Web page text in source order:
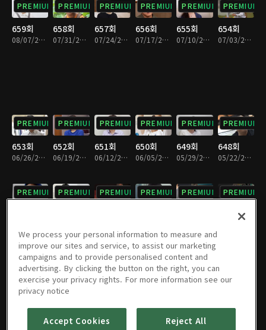
PREMIUM
659회
08/07/2026 • 1시간 30분
PREMIUM
658회
07/31/2026 • 1시간 28분
PREMIUM
657회
07/24/2026 • 1시간 28분
PREMIUM
656회
07/17/2026 • 1시간 28분
PREMIUM
655회
07/10/2026 • 1시간 29분
PREMIUM
654회
07/03/2026 • 1시간 29분
PREMIUM
653회
06/26/2026 • 1시간 29분
PREMIUM
652회
06/19/2026 • 1시간 26분
PREMIUM
651회
06/12/2026 • 1시간 30분
PREMIUM
650회
06/05/2026 • 1시간 27분
PREMIUM
649회
05/29/2026 • 1시간 29분
PREMIUM
648회
05/22/2026 • 1시간 28분
PREMIUM PREMIUM PREMIUM PREMIUM PREMIUM PREMIUM
642회
PREMIUM
641회
04/03/2026 • 1시간 29분
PREMIUM
640회
PREMIUM
639회
PREMIUM
638회
PREMIUM
637회 636회
We process your personal information to measure and
improve our sites and service, to assist our marketing
campaigns and to provide personalised content and
advertising. By clicking the button on the right, you can
exercise your privacy rights. For more information see our
privacy notice
Accept Cookies Reject All